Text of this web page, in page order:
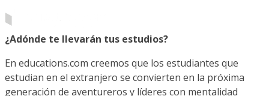
¿Adónde te llevarán tus estudios?
En educations.com creemos que los estudiantes que
estudian en el extranjero se convierten en la próxima
generación de aventureros y líderes con mentalidad